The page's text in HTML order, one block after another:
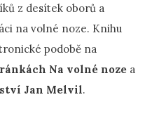
z desítek oborů a
na volné noze. Knihu
podobě na
Na volné noze a
Jan Melvil.